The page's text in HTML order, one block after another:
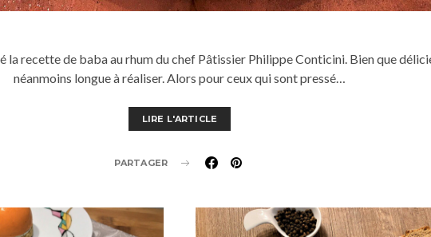
la recette de baba au rhum du chef Pâtissier Philippe Conticini. Bien que
néanmoins longue à réaliser. Alors pour ceux qui sont pressé…
LIRE L'ARTICLE
PARTAGER